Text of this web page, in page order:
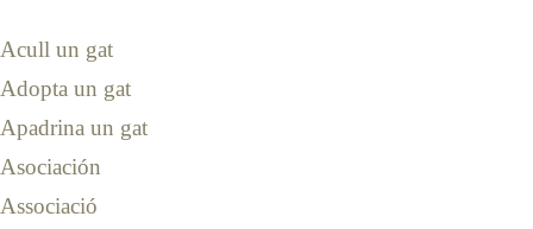
Acull un gat
Adopta un gat
Apadrina un gat
Asociación
Associació